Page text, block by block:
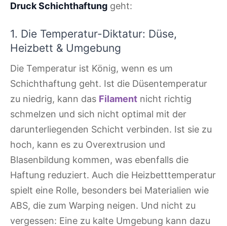
Druck Schichthaftung geht:
1. Die Temperatur-Diktatur: Düse,
Heizbett & Umgebung
Die Temperatur ist König, wenn es um
Schichthaftung geht. Ist die Düsentemperatur
zu niedrig, kann das Filament nicht richtig
schmelzen und sich nicht optimal mit der
darunterliegenden Schicht verbinden. Ist sie zu
hoch, kann es zu Overextrusion und
Blasenbildung kommen, was ebenfalls die
Haftung reduziert. Auch die Heizbetttemperatur
spielt eine Rolle, besonders bei Materialien wie
ABS, die zum Warping neigen. Und nicht zu
vergessen: Eine zu kalte Umgebung kann dazu